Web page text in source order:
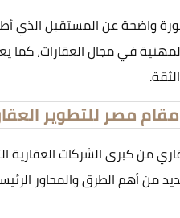
واضحة عن المستقبل الذي
في مجال العقارات، كما
مصر للتطوير
من كبرى الشركات العقارية
من أهم الطرق والمحاور